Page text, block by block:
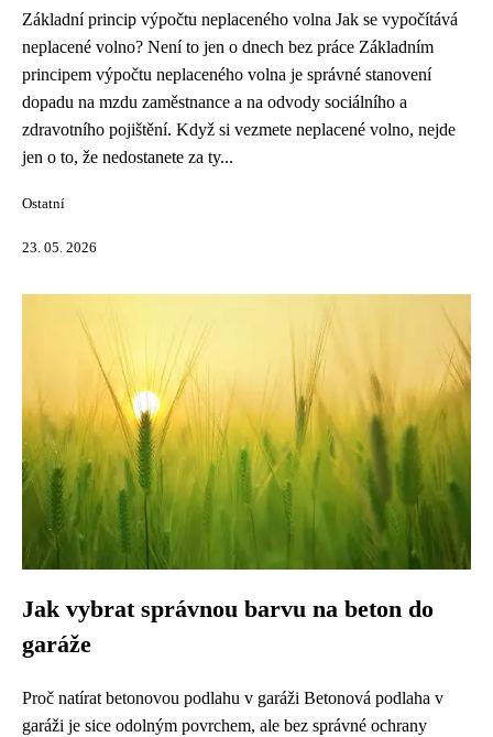
Základní princip výpočtu neplaceného volna Jak se vypočítává
neplacené volno? Není to jen o dnech bez práce Základním
principem výpočtu neplaceného volna je správné stanovení
dopadu na mzdu zaměstnance a na odvody sociálního a
zdravotního pojištění. Když si vezmete neplacené volno, nejde
jen o to, že nedostanete za ty...
Ostatní
23. 05. 2026
Jak vybrat správnou barvu na beton do
garáže
Proč natírat betonovou podlahu v garáži Betonová podlaha v
garáži je sice odolným povrchem, ale bez správné ochrany